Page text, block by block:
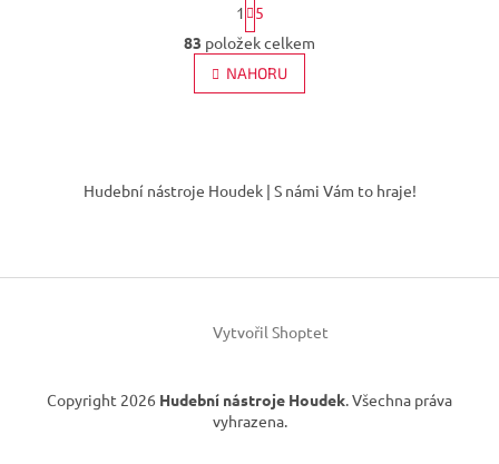
O
v
l
á
p
y
ý
s
u
t
r
á
n
k
í
1
5
83 položek celkem
NAHORU
í
Hudební nástroje Houdek | S námi Vám to hraje!
Vytvořil Shoptet
Copyright 2026 Hudební nástroje Houdek. Všechna práva
vyhrazena.